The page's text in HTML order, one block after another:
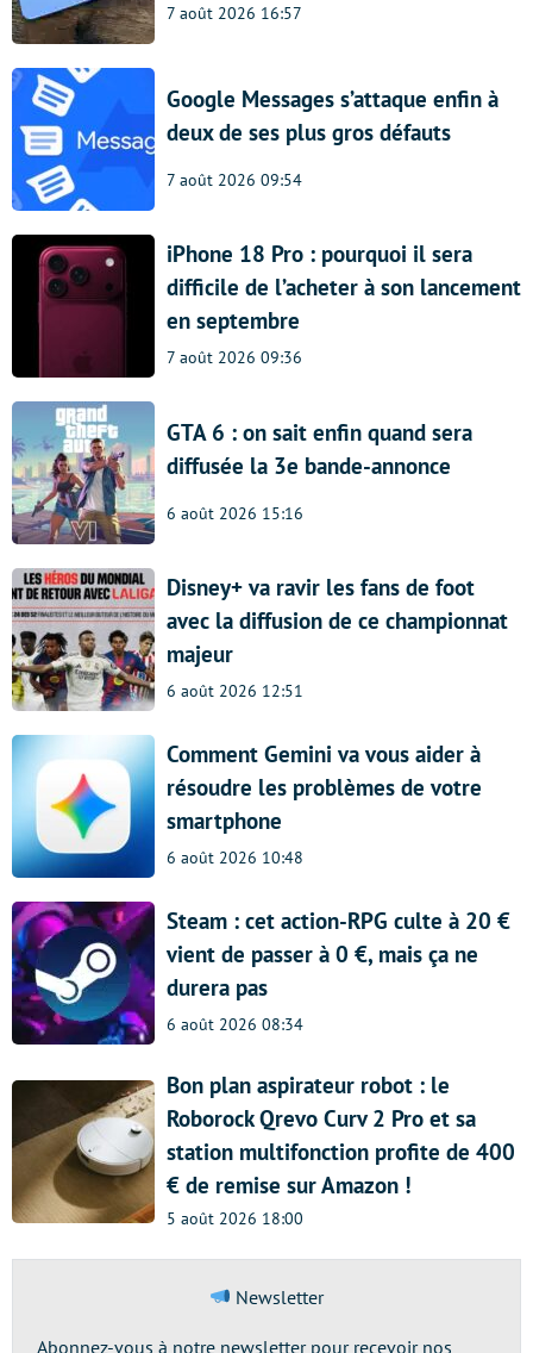
7 août 2026 16:57
Google Messages s’attaque enfin à
deux de ses plus gros défauts
7 août 2026 09:54
iPhone 18 Pro : pourquoi il sera
difficile de l’acheter à son lancement
en septembre
7 août 2026 09:36
GTA 6 : on sait enfin quand sera
diffusée la 3e bande-annonce
6 août 2026 15:16
Disney+ va ravir les fans de foot
avec la diffusion de ce championnat
majeur
6 août 2026 12:51
Comment Gemini va vous aider à
résoudre les problèmes de votre
smartphone
6 août 2026 10:48
Steam : cet action-RPG culte à 20 €
vient de passer à 0 €, mais ça ne
durera pas
6 août 2026 08:34
Bon plan aspirateur robot : le
Roborock Qrevo Curv 2 Pro et sa
station multifonction profite de 400
€ de remise sur Amazon !
5 août 2026 18:00
Newsletter
Abonnez-vous à notre newsletter pour recevoir nos